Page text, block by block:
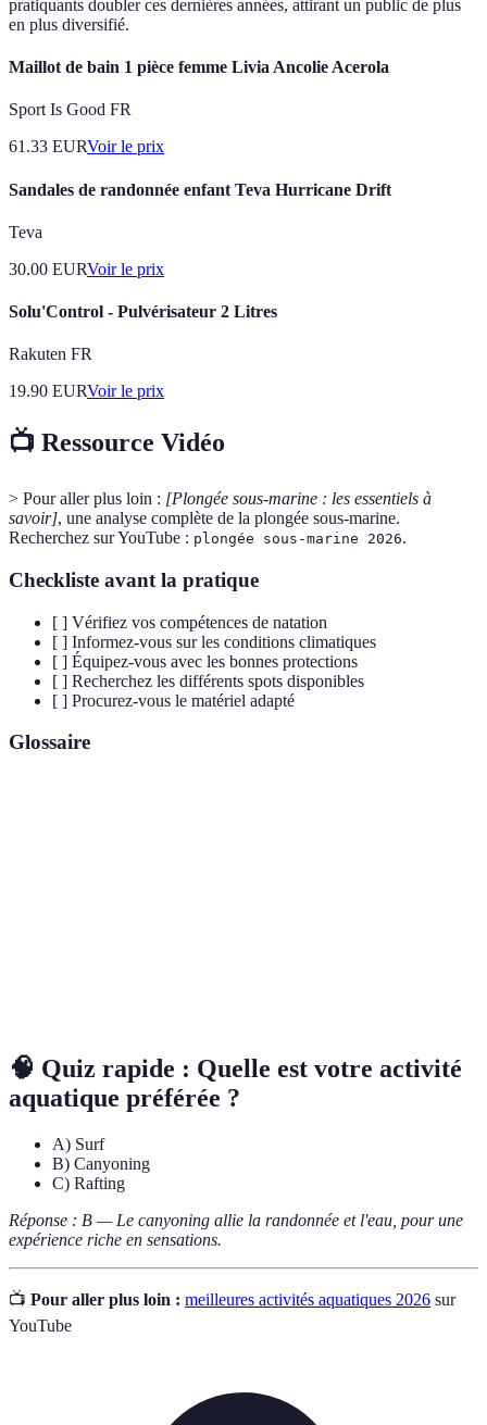
pratiquants doubler ces dernières années, attirant un public de plus
en plus diversifié.
Maillot de bain 1 pièce femme Livia Ancolie Acerola
Sport Is Good FR
61.33 EURVoir le prix
Sandales de randonnée enfant Teva Hurricane Drift
Teva
30.00 EURVoir le prix
Solu'Control - Pulvérisateur 2 Litres
Rakuten FR
19.90 EURVoir le prix
📺 Ressource Vidéo
> Pour aller plus loin : [Plongée sous-marine : les essentiels à
savoir], une analyse complète de la plongée sous-marine.
Recherchez sur YouTube : plongée sous-marine 2026.
Checkliste avant la pratique
[ ] Vérifiez vos compétences de natation
[ ] Informez-vous sur les conditions climatiques
[ ] Équipez-vous avec les bonnes protections
[ ] Recherchez les différents spots disponibles
[ ] Procurez-vous le matériel adapté
Glossaire
🧠 Quiz rapide : Quelle est votre activité
aquatique préférée ?
A) Surf
B) Canyoning
C) Rafting
Réponse : B — Le canyoning allie la randonnée et l'eau, pour une
expérience riche en sensations.
📺 Pour aller plus loin : meilleures activités aquatiques 2026 sur
YouTube